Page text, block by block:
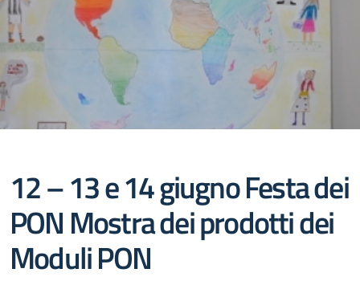
12 – 13 e 14 giugno Festa dei
PON Mostra dei prodotti dei
Moduli PON